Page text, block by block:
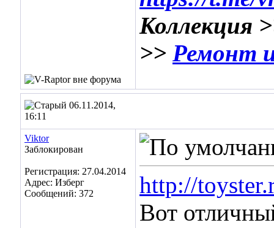
Коллекция
>> Ремонт
06.11.2014,
16:11
Viktor
Заблокирован
Регистрация: 27.04.2014
Адрес: Изберг
Сообщений: 372
http://
Вот